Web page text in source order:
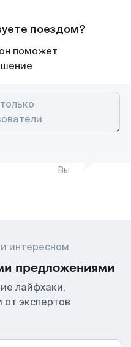
поездом?
поможет
Вы
интересном
предложениями
лайфхаки,
экспертов